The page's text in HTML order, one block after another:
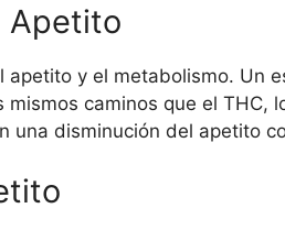
Apetito
apetito y el metabolismo. Un
caminos que el THC,
disminución del apetito